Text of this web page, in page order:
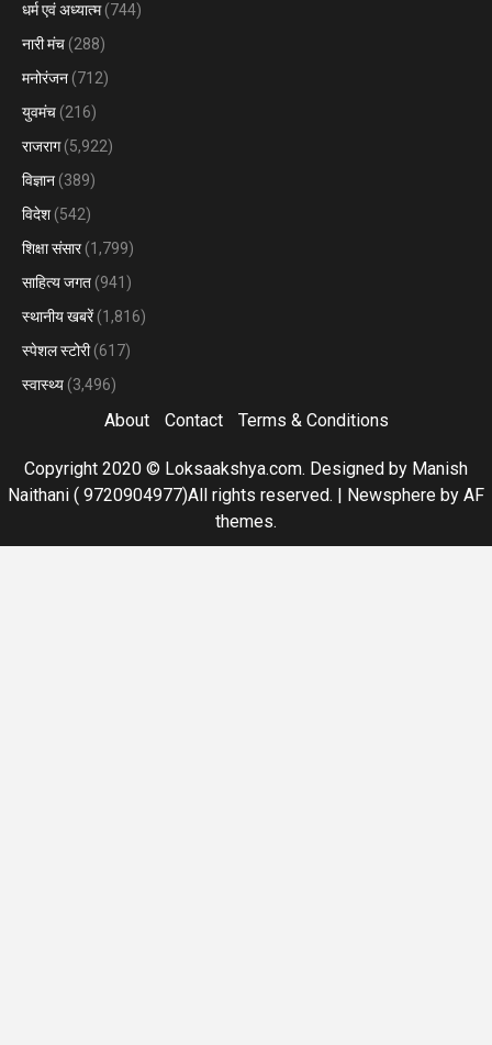
धर्म एवं अध्यात्म(744)
नारी मंच (288)
मनोरंजन (712)
युवमंच (216)
राजराग(5,922)
विज्ञान (389)
विदेश (542)
शिक्षा संसार(1,799)
साहित्य जगत (941)
स्थानीय खबरें(1,816)
स्पेशल स्टोरी(617)
स्वास्थ्य (3,496)
About Contact Terms & Conditions
Copyright 2020 © Loksaakshya.com. Designed by Manish
Naithani ( 9720904977)All rights reserved. | Newsphere by AF
themes.